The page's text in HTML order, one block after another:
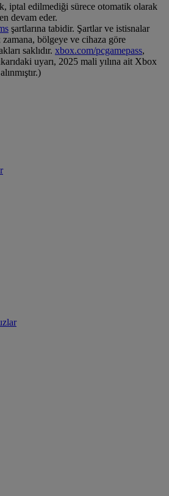
iptal edilmediği sürece otomatik olarak
devam eder.
şartlarına tabidir. Şartlar ve istisnalar
bölgeye ve cihaza göre
saklıdır. xbox.com/pcgamepass,
uyarı, 2025 mali yılına ait Xbox